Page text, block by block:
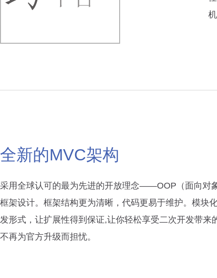
全新的MVC架构
采用全球认可的最为先进的开放理念——OOP（面向对
框架设计。框架结构更为清晰，代码更易于维护。模块
发形式，让扩展性得到保证,让你轻松享受二次开发带来
不再为官方升级而担忧。